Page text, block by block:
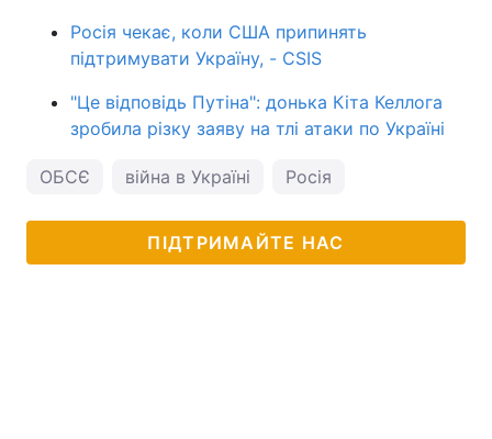
Росія чекає, коли США припинять
підтримувати Україну, - CSIS
"Це відповідь Путіна": донька Кіта Келлога
зробила різку заяву на тлі атаки по Україні
ОБСЄ війна в Україні Росія
ПІДТРИМАЙТЕ НАС